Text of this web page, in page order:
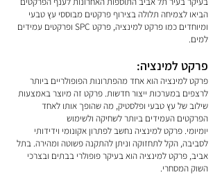
הביאו לצמיחה תלולה בצירוף פרקטים מבוססי עץ טבעי
ומיוחדים כמו פרקט למינציה, פרקט SPC ופרקטים עמידים
למים.
פרקט למינציה:
פרקט למינציה הוא אחד מהפתרונות הפופולריים ביותר
לרצפים במערכות ייצור חדשות. פרקט זה מיוצר באמצעות
שילוב של עץ טבעי ופלסטיק, מה שהופך אותו לאחד
הפרקטים העמידים ביותר לשחיקה ולשימוש
יומיומי. פרקט למינציה נחשב לפתרון אקונומי וידידותי
לסביבה, הקל לתחזוקה וניתן להתקנה פשוטה ומהירה. בתל
אביב, פרקט למינציה הוא בעיקר פופולרי בבתים ובצרכי
השוק המסחרי.